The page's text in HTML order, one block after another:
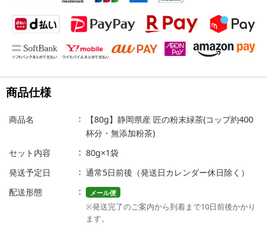
商品仕様
商品名
【80g】静岡県産 匠の粉末緑茶(コップ約400
杯分・無添加粉茶)
セット内容
80g×1袋
発送予定日
通常5日前後（発送日カレンダー休日除く）
配送形態
メール便
※発送完了のご案内から到着まで10日前後かかり
ます。